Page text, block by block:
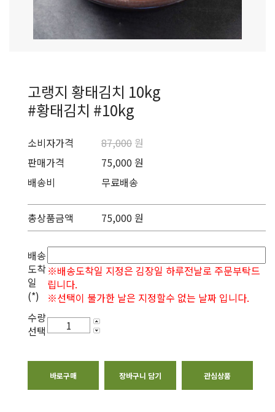
고랭지 황태김치 10kg
#황태김치 #10kg
소비자가격 87,000 원
판매가격
75,000 원
배송비
무료배송
총상품금액 75,000 원
배송
도착
일
(*)
※배송도착일 지정은 김장일 하루전날로 주문부탁드
립니다.
※선택이 불가한 날은 지정할수 없는 날짜 입니다.
수량
선택
바로구매 장바구니 담기 관심상품